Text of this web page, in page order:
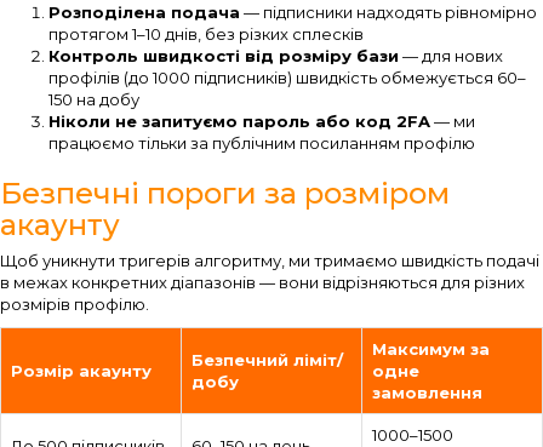
Розподілена подача — підписники надходять рівномірно
протягом 1–10 днів, без різких сплесків
Контроль швидкості від розміру бази — для нових
профілів (до 1000 підписників) швидкість обмежується 60–
150 на добу
Ніколи не запитуємо пароль або код 2FA— ми
працюємо тільки за публічним посиланням профілю
Безпечні пороги за розміром
акаунту
Щоб уникнути тригерів алгоритму, ми тримаємо швидкість подачі
в межах конкретних діапазонів — вони відрізняються для різних
розмірів профілю.
Розмір акаунту
Безпечний ліміт/
добу
Максимум за
одне
замовлення
1000–1500